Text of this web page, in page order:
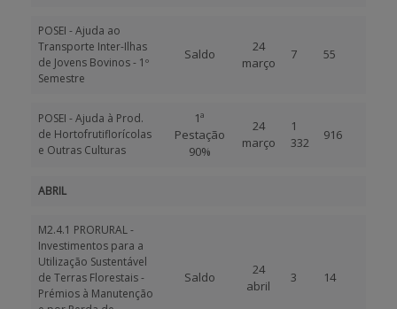
POSEI - Ajuda ao
Transporte Inter-Ilhas
de Jovens Bovinos - 1º
Semestre
Saldo
24
março
7 55
POSEI - Ajuda à Prod.
de Hortofrutiflorícolas
e Outras Culturas
1ª
Pestação
90%
24
março
1
332
916
ABRIL
M2.4.1 PRORURAL -
Investimentos para a
Utilização Sustentável
de Terras Florestais -
Prémios à Manutenção
Saldo
24
abril
3 14